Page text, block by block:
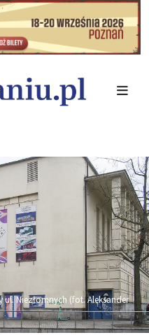
Niezłomnych (fot. Aleksander